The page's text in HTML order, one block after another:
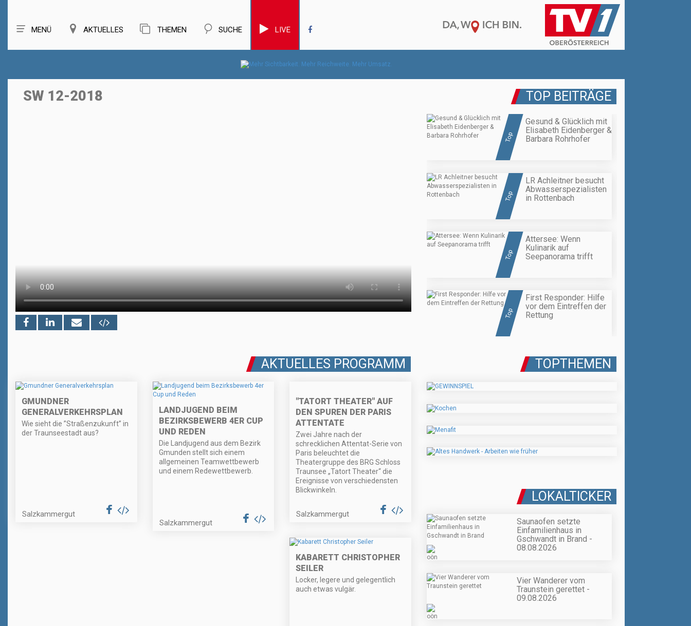
MENÜ AKTUELLES THEMEN SUCHE LIVE
SW 12-2018 TOP BEITRÄGE
Top
Gesund & Glücklich mit
Elisabeth Eidenberger &
Barbara Rohrhofer
Top
LR Achleitner besucht
Abwasserspezialisten
in Rottenbach
Top
Attersee: Wenn
Kulinarik auf
Seepanorama trifft
Top
First Responder: Hilfe
vor dem Eintreffen der
Rettung
AKTUELLES PROGRAMM
GMUNDNER
GENERALVERKEHRSPLAN
Wie sieht die ”Straßenzukunft” in
der Traunseestadt aus?
Salzkammergut
LANDJUGEND BEIM
BEZIRKSBEWERB 4ER CUP
UND REDEN
Die Landjugend aus dem Bezirk
Gmunden stellt sich einem
allgemeinen Teamwettbewerb
und einem Redewettbewerb.
Salzkammergut
"TATORT THEATER" AUF
DEN SPUREN DER PARIS
ATTENTATE
Zwei Jahre nach der
schrecklichen Attentat-Serie von
Paris beleuchtet die
Theatergruppe des BRG Schloss
Traunsee „Tatort Theater“ die
Ereignisse von verschiedensten
Blickwinkeln.
Salzkammergut
KABARETT CHRISTOPHER
SEILER
Locker, legere und gelegentlich
auch etwas vulgär.
TOPTHEMEN
LOKALTICKER
Saunaofen setzte
Einfamilienhaus in
Gschwandt in Brand -
08.08.2026
Vier Wanderer vom
Traunstein gerettet -
09.08.2026